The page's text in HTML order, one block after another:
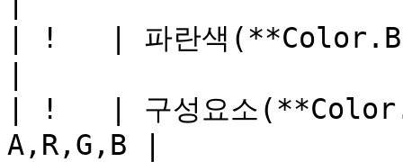
| !   | 파란색
| !   | 구성요소
A,R,G,B |